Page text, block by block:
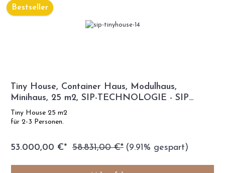
Bestseller
Tiny House, Container Haus, Modulhaus,
Minihaus, 25 m2, SIP-TECHNOLOGIE - SIP
Modell
Tiny House 25 m2
für 2-3 Personen.
53.000,00 €* 58.831,00 €* (9.91% gespart)